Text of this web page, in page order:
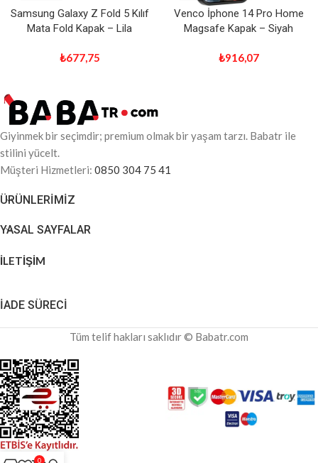
Samsung Galaxy Z Fold 5 Kılıf
Mata Fold Kapak – Lila
₺677,75
Venco İphone 14 Pro Home
Magsafe Kapak – Siyah
₺916,07
Giyinmek bir seçimdir; premium olmak bir yaşam tarzı. Babatr ile
stilini yücelt.
Müşteri Hizmetleri: 0850 304 75 41
ÜRÜNLERIMIZ
YASAL SAYFALAR
İLETİŞİM
İADE SÜRECİ
Tüm telif hakları saklıdır © Babatr.com
0